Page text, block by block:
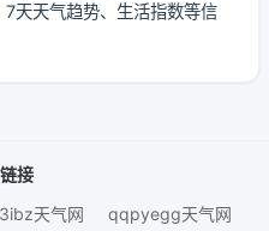
天天气趋势、生活指数等信
接
3ibz天气网 qqpyegg天气网